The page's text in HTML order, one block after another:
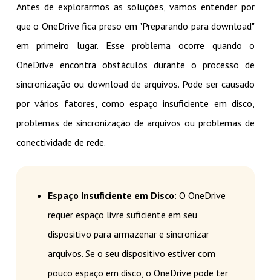
Antes de explorarmos as soluções, vamos entender por
que o OneDrive fica preso em "Preparando para download"
em primeiro lugar. Esse problema ocorre quando o
OneDrive encontra obstáculos durante o processo de
sincronização ou download de arquivos. Pode ser causado
por vários fatores, como espaço insuficiente em disco,
problemas de sincronização de arquivos ou problemas de
conectividade de rede.
Espaço Insuficiente em Disco: O OneDrive
requer espaço livre suficiente em seu
dispositivo para armazenar e sincronizar
arquivos. Se o seu dispositivo estiver com
pouco espaço em disco, o OneDrive pode ter